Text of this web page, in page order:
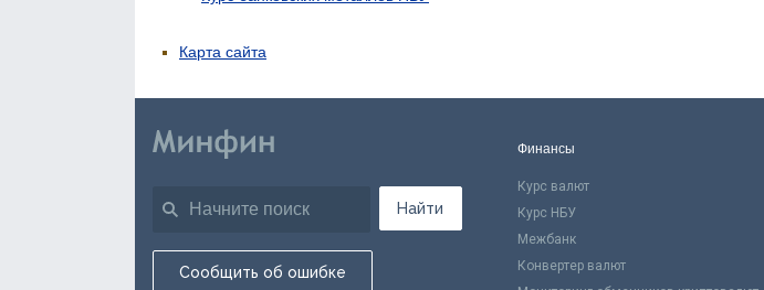
Карта сайта
Найти
Сообщить об ошибке
Финансы
Курс валют
Курс НБУ
Межбанк
Конвертер валют